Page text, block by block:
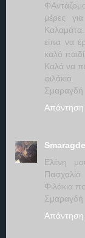
μέρες
είπα να
καλό
Καλά να
φιλάκια
Σμαραγδή
Απάντηση
Eλένη
Πασχαλία.
Φιλάκια
Σμαραγδή
Απάντηση